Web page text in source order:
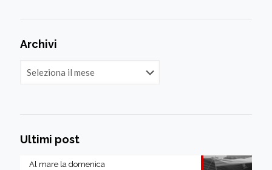
Archivi
Ultimi post
Al mare la domenica